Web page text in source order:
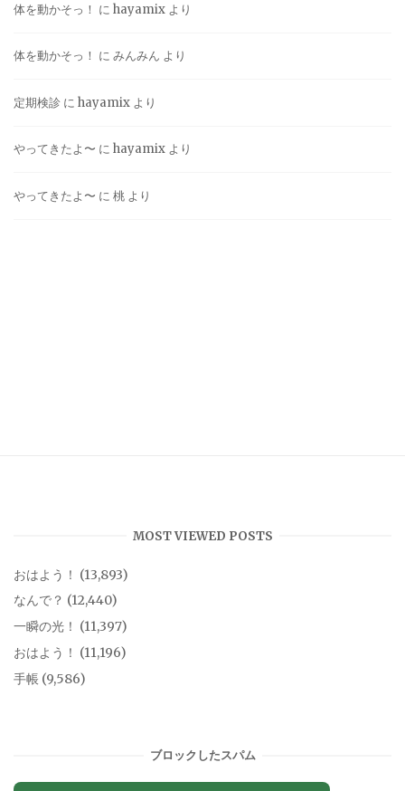
体を動かそっ！ に hayamix より
体を動かそっ！ に みんみん より
定期検診 に hayamix より
やってきたよ〜 に hayamix より
やってきたよ〜 に 桃 より
MOST VIEWED POSTS
おはよう！ (13,893)
なんで？ (12,440)
一瞬の光！ (11,397)
おはよう！ (11,196)
手帳 (9,586)
ブロックしたスパム